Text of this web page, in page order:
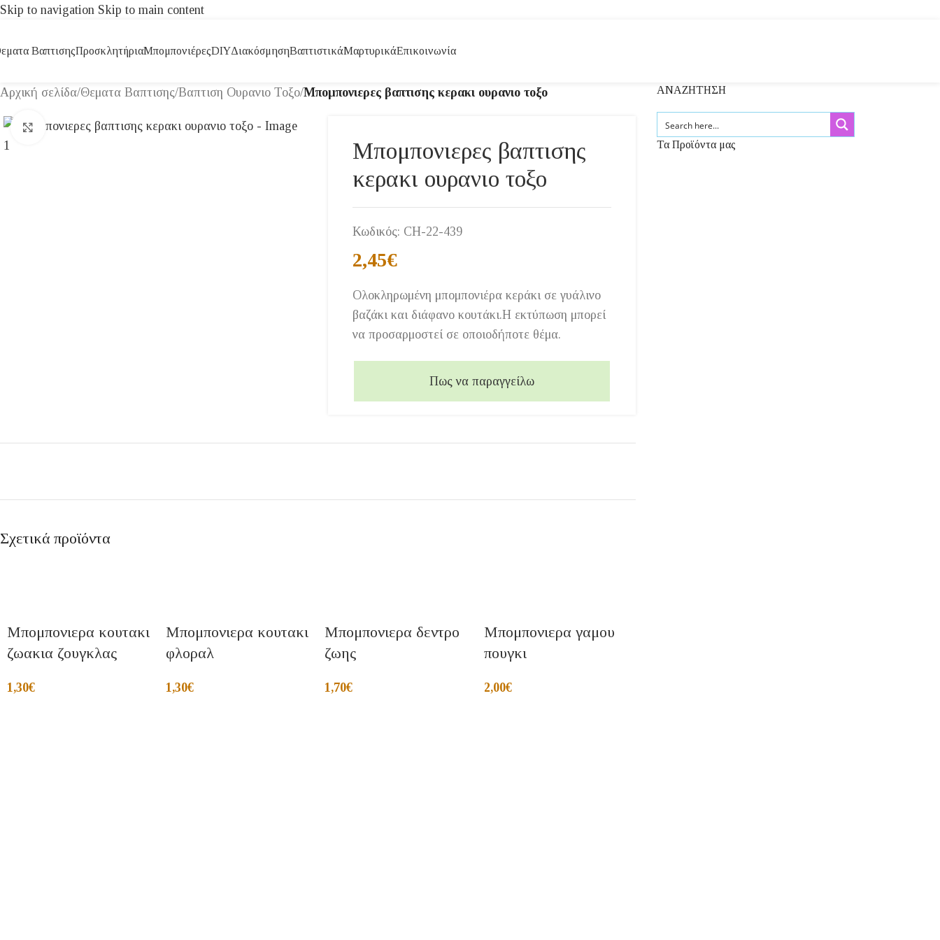
Skip to navigation Skip to main content
ΒαπτισηςΠροσκλητήριαΜπομπονιέρεςDIYΔιακόσμησηΒαπτιστικάΜαρτυρικάΕπικοινωνία
Αρχική σελίδα/Θεματα Βαπτισης/Βαπτιση Ουρανιο Τοξο/Μπομπονιερες βαπτισης κερακι ουρανιο τοξο
Click to enlarge
Μπομπονιερες βαπτισης
κερακι ουρανιο τοξο
Κωδικός: CH-22-439
2,45€
Ολοκληρωμένη μπομπονιέρα κεράκι σε γυάλινο
βαζάκι και διάφανο κουτάκι.Η εκτύπωση μπορεί
να προσαρμοστεί σε οποιοδήποτε θέμα.
Πως να παραγγείλω
Σχετικά προϊόντα
Μπομπονιερα κουτακι
ζωακια ζουγκλας
1,30€
Μπομπονιερα κουτακι
φλοραλ
1,30€
Μπομπονιερα δεντρο
ζωης
1,70€
Μπομπονιερα γαμου
πουγκι
2,00€
ΑΝΑΖΗΤΗΣΗ
Τα Προϊόντα μας